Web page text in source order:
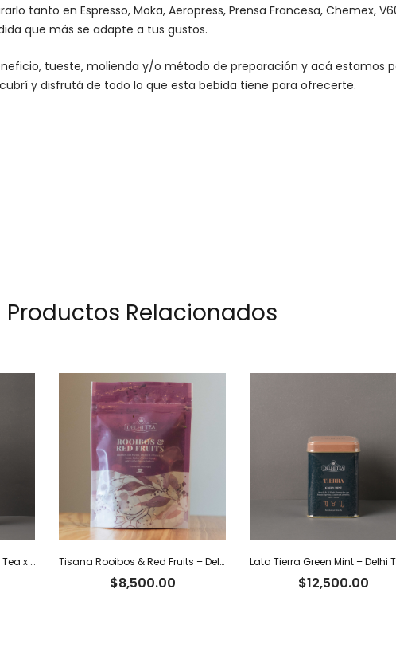
tanto en Espresso, Moka, Aeropress, Prensa Francesa, Chemex,
que más se adapte a tus gustos.
tueste, molienda y/o método de preparación y acá estamos
y disfrutá de todo lo que esta bebida tiene para ofrecerte.
Productos Relacionados
Agua Oolong Peach – Delhi Tea x 40 g Tisana Rooibos & Red Fruits – Delhi Tea x 40 g
$8,500.00 $12,500.00